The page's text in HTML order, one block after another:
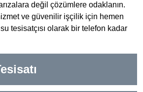
değil çözümlere odaklanın.
ve güvenilir işçilik için hemen
tesisatçısı olarak bir telefon kadar